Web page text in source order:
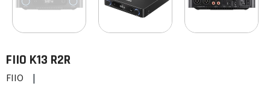
FIIO K13 R2R
FIIO |